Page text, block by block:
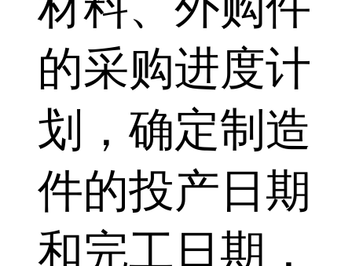
的采购进度计
划，确定制造
件的投产日期
和完工日期，